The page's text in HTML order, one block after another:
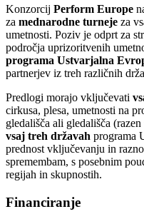
Konzorcij Perform Europe
za mednarodne turneje za
umetnosti. Poziv je odprt za
področja uprizoritvenih
programa Ustvarjalna
partnerjev iz treh različnih
Predlogi morajo vključevati
cirkusa, plesa, umetnosti na
gledališča ali gledališča
vsaj treh državah programa
prednost vključevanju in
spremembam, s posebnim
regijah in skupnostih.
Financiranje